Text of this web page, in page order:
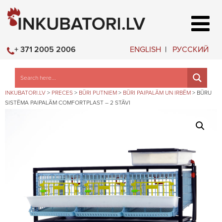
ENGLISH РУССКИЙ
+ 371 2005 2006
INKUBATORI.LV > PRECES > BŪRI PUTNIEM > BŪRI PAIPALĀM UN IRBĒM > BŪRU
SISTĒMA PAIPALĀM COMFORTPLAST – 2 STĀVI